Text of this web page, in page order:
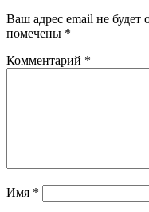
Ваш адрес email не будет
помечены *
Комментарий *
Имя *